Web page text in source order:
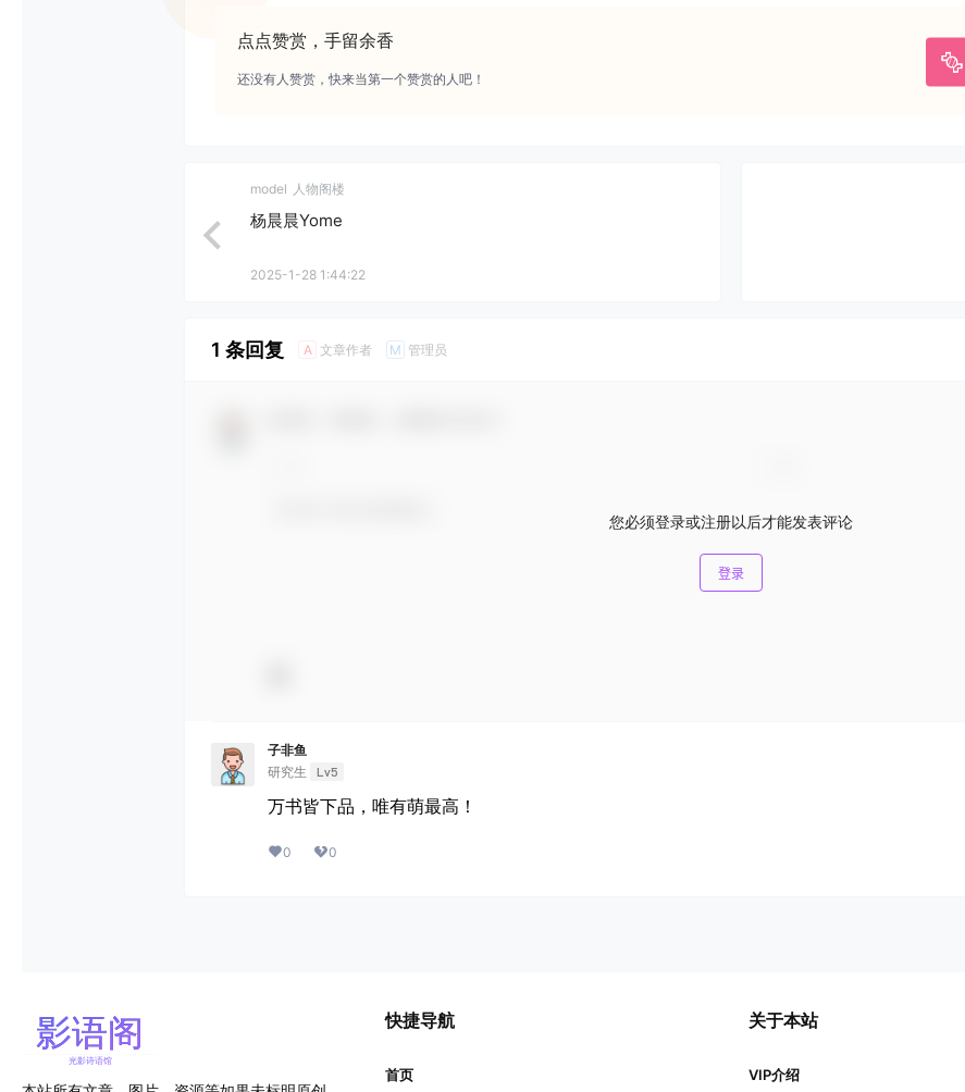
点点赞赏，手留余香
还没有人赞赏，快来当第一个赞赏的人吧！
model 人物阁楼
杨晨晨Yome
2025-1-28 1:44:22
1 条回复 A 文章作者 M 管理员
您必须登录或注册以后才能发表评论
登录
子非鱼
研究生
Lv5
万书皆下品，唯有萌最高！
0 0
快捷导航
首页
关于本站
VIP介绍